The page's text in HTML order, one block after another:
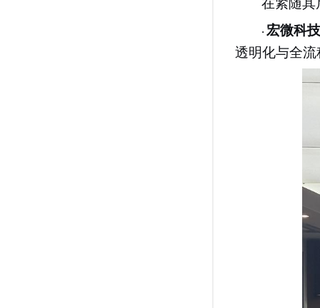
在紧随其
· 宏微科
透明化与全